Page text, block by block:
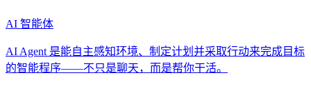
AI 智能体
AI Agent 是能自主感知环境、制定计划并采取行动来完成目标
的智能程序——不只是聊天，而是帮你干活。